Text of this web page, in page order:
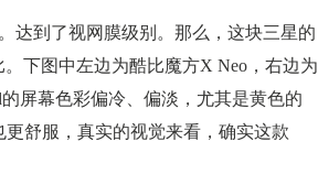
达到了视网膜级别。那么，这块三星的
下图中左边为酷比魔方X Neo，右边为
屏幕色彩偏冷、偏淡，尤其是黄色的
舒服，真实的视觉来看，确实这款